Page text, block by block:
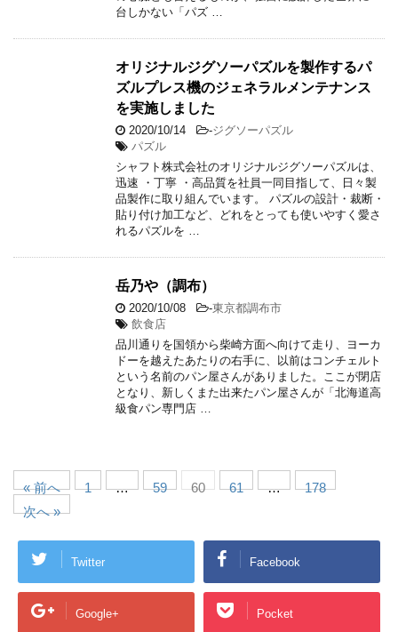
台しかない「パズ …
オリジナルジグソーパズルを製作するパ
ズルプレス機のジェネラルメンテナンス
を実施しました
2020/10/14 -ジグソーパズル
パズル
シャフト株式会社のオリジナルジグソーパズルは、
迅速 ・丁寧 ・高品質を社員一同目指して、日々製
品製作に取り組んでいます。 パズルの設計・裁断・
貼り付け加工など、どれをとっても使いやすく愛さ
れるパズルを …
岳乃や（調布）
2020/10/08 -東京都調布市
飲食店
品川通りを国領から柴崎方面へ向けて走り、ヨーカ
ドーを越えたあたりの右手に、以前はコンチェルト
という名前のパン屋さんがありました。ここが閉店
となり、新しくまた出来たパン屋さんが「北海道高
級食パン専門店 …
« 前へ 1 … 59 60 61 …
178
次へ »
Twitter Facebook
Google+ Pocket